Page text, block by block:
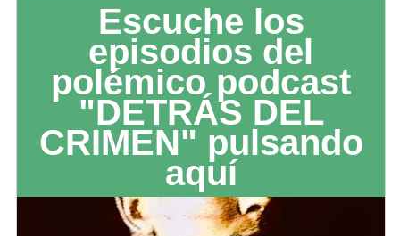
Escuche los
episodios del
polémico podcast
"DETRÁS DEL
CRIMEN" pulsando
aquí